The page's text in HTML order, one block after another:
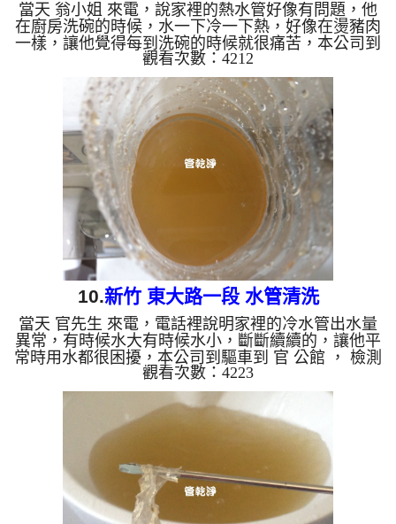
當天 翁小姐 來電，說家裡的熱水管好像有問題，他
在廚房洗碗的時候，水一下冷一下熱，好像在燙豬肉
一樣，讓他覺得每到洗碗的時候就很痛苦，本公司到
翁小姐 住處檢測，發現水管裡面都是淤泥，當然水
就無法正常流動了，本公司架起 水管清洗機 ，開始
洗水管 ，流理臺狂噴出黃水，如下圖及影片，翁小
姐 很訝異， 水管清洗 約兩小時後，水出水量變大
了，出水也沒有異物， 翁小姐總算能正常洗碗了。
清洗水管, 水管清洗, 洗水管, 熱水管堵塞, 熱水忽冷忽
熱, 洗管路, 清管路 ...
觀看次數：4212
10.新竹 東大路一段 水管清洗
當天 官先生 來電，電話裡說明家裡的冷水管出水量
異常，有時候水大有時候水小，斷斷續續的，讓他平
常時用水都很困擾，本公司到驅車到 官 公館 ， 檢測
水管問題時，並無管路異常，本公司二話不說架起
水管清洗機 ，開始 洗水管 ，連蓬頭處噴出不少異
物，如下圖及影片，官先生 看了也搖頭， 水管清洗
約兩小時後，冷水出水量變大了，出水也沒有異物，
官先生總算能回復正常用水習慣了。 清洗水管, 水管
清洗, 洗水管, 熱水管堵塞, 熱水忽冷忽熱, 洗管路, 清
管路 ...
觀看次數：4223